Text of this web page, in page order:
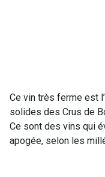
Ce vin très ferme est
solides des Crus de
Ce sont des vins qui
apogée, selon les